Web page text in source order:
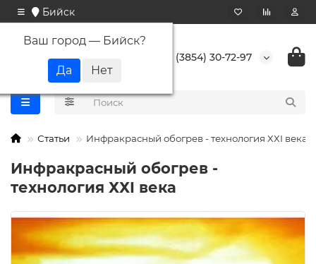
Бийск
Ваш город — Бийск?
+7 (3854) 30-72-97
Статьи Инфракрасный обогрев - технология ХХI века
Инфракрасный обогрев -
технология ХХI века